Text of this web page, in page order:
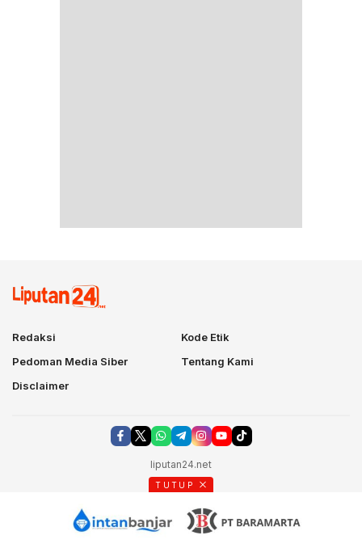
Redaksi
Kode Etik
Pedoman Media Siber
Tentang Kami
Disclaimer
liputan24.net
TUTUP